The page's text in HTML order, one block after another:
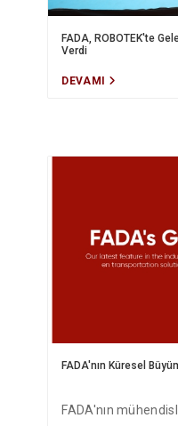
FADA, ROBOTEK'te
Verdi
DEVAMI
FADA'nın Küresel
FADA'nın